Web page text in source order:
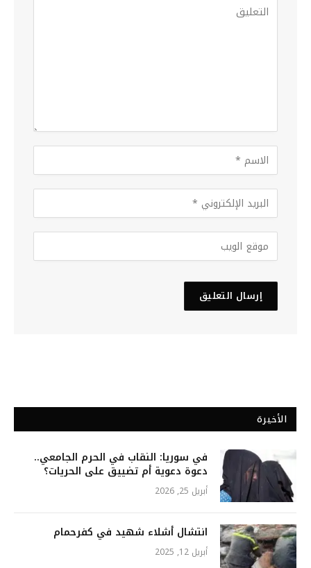
الأخيرة
في سوريا: النقاب في الحرم الجامعي..
دعوة دعوية أم تضييق على الحريات؟
أبريل 25, 2026
انتشال أشلاء شهيد في كفرحمام
أبريل 12, 2025